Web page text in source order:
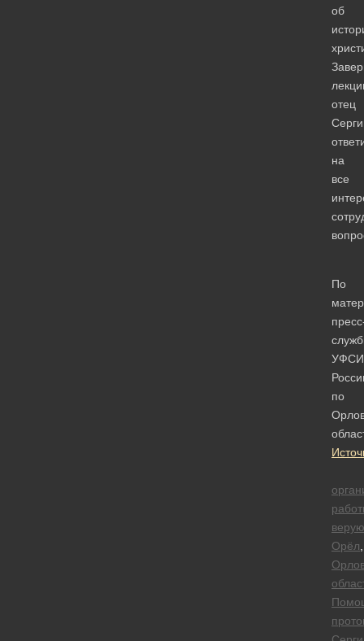
об
отец
на
все
По
по
Орёл